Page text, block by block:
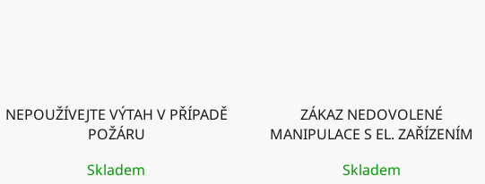
NEPOUŽÍVEJTE VÝTAH V PŘÍPADĚ
POŽÁRU
Skladem
ZÁKAZ NEDOVOLENÉ
MANIPULACE S EL. ZAŘÍZENÍM
Skladem